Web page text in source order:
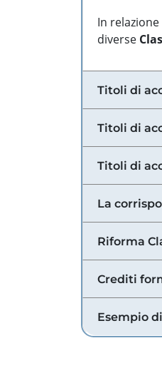
In
diverse
Titoli di
Titoli di
Titoli di
La
Riforma
Crediti
Esempio